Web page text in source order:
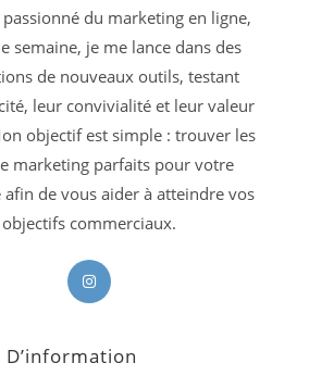
passionné du marketing en ligne,
semaine, je me lance dans des
de nouveaux outils, testant
leur convivialité et leur valeur
objectif est simple : trouver les
marketing parfaits pour votre
afin de vous aider à atteindre vos
objectifs commerciaux.
S’ouvre
nouvel